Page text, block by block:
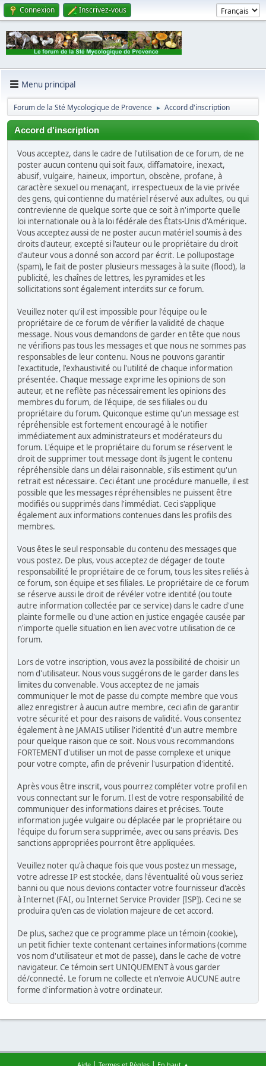
Connexion Inscrivez-vous
Menu principal
Forum de la Sté Mycologique de Provence ► Accord d'inscription
Accord d'inscription
Vous acceptez, dans le cadre de l'utilisation de ce forum, de ne
poster aucun contenu qui soit faux, diffamatoire, inexact,
abusif, vulgaire, haineux, importun, obscène, profane, à
caractère sexuel ou menaçant, irrespectueux de la vie privée
des gens, qui contienne du matériel réservé aux adultes, ou qui
contrevienne de quelque sorte que ce soit à n'importe quelle
loi internationale ou à la loi fédérale des États-Unis d'Amérique.
Vous acceptez aussi de ne poster aucun matériel soumis à des
droits d'auteur, excepté si l'auteur ou le propriétaire du droit
d'auteur vous a donné son accord par écrit. Le pollupostage
(spam), le fait de poster plusieurs messages à la suite (flood), la
publicité, les chaînes de lettres, les pyramides et les
sollicitations sont également interdits sur ce forum.
Veuillez noter qu'il est impossible pour l'équipe ou le
propriétaire de ce forum de vérifier la validité de chaque
message. Nous vous demandons de garder en tête que nous
ne vérifions pas tous les messages et que nous ne sommes pas
responsables de leur contenu. Nous ne pouvons garantir
l'exactitude, l'exhaustivité ou l'utilité de chaque information
présentée. Chaque message exprime les opinions de son
auteur, et ne reflète pas nécessairement les opinions des
membres du forum, de l'équipe, de ses filiales ou du
propriétaire du forum. Quiconque estime qu'un message est
répréhensible est fortement encouragé à le notifier
immédiatement aux administrateurs et modérateurs du
forum. L'équipe et le propriétaire du forum se réservent le
droit de supprimer tout message dont ils jugent le contenu
répréhensible dans un délai raisonnable, s'ils estiment qu'un
retrait est nécessaire. Ceci étant une procédure manuelle, il est
possible que les messages répréhensibles ne puissent être
modifiés ou supprimés dans l'immédiat. Ceci s'applique
également aux informations contenues dans les profils des
membres.
Vous êtes le seul responsable du contenu des messages que
vous postez. De plus, vous acceptez de dégager de toute
responsabilité le propriétaire de ce forum, tous les sites reliés à
ce forum, son équipe et ses filiales. Le propriétaire de ce forum
se réserve aussi le droit de révéler votre identité (ou toute
autre information collectée par ce service) dans le cadre d'une
plainte formelle ou d'une action en justice engagée causée par
n'importe quelle situation en lien avec votre utilisation de ce
forum.
Lors de votre inscription, vous avez la possibilité de choisir un
nom d'utilisateur. Nous vous suggérons de le garder dans les
limites du convenable. Vous acceptez de ne jamais
communiquer le mot de passe du compte membre que vous
allez enregistrer à aucun autre membre, ceci afin de garantir
votre sécurité et pour des raisons de validité. Vous consentez
également à ne JAMAIS utiliser l'identité d'un autre membre
pour quelque raison que ce soit. Nous vous recommandons
FORTEMENT d'utiliser un mot de passe complexe et unique
pour votre compte, afin de prévenir l'usurpation d'identité.
Après vous être inscrit, vous pourrez compléter votre profil en
vous connectant sur le forum. Il est de votre responsabilité de
communiquer des informations claires et précises. Toute
information jugée vulgaire ou déplacée par le propriétaire ou
l'équipe du forum sera supprimée, avec ou sans préavis. Des
sanctions appropriées pourront être appliquées.
Veuillez noter qu'à chaque fois que vous postez un message,
votre adresse IP est stockée, dans l'éventualité où vous seriez
banni ou que nous devions contacter votre fournisseur d'accès
à Internet (FAI, ou Internet Service Provider [ISP]). Ceci ne se
produira qu'en cas de violation majeure de cet accord.
De plus, sachez que ce programme place un témoin (cookie),
un petit fichier texte contenant certaines informations (comme
vos nom d'utilisateur et mot de passe), dans le cache de votre
navigateur. Ce témoin sert UNIQUEMENT à vous garder
dé/connecté. Le forum ne collecte et n'envoie AUCUNE autre
forme d'information à votre ordinateur.